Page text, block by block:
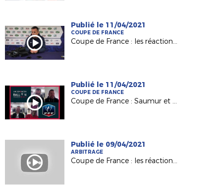
Publié le 11/04/2021
COUPE DE FRANCE
Coupe de France : les réactions après Saumur-Toulouse !
Publié le 11/04/2021
COUPE DE FRANCE
Coupe de France : Saumur et Châteaubriant, le jour d'après
Publié le 09/04/2021
ARBITRAGE
Coupe de France : les réactions après Saumur-Toulouse !